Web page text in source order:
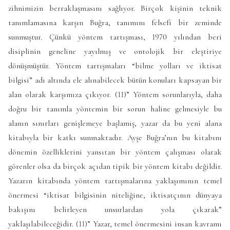
zihnimizin berraklaşmasını sağlıyor. Birçok kişinin teknik
tanımlamasına karşın Buğra, tanımını felsefi bir zeminde
sunmuştur. Çünkü yöntem tartışması, 1970 yılından beri
disiplinin geneline yayılmış ve ontolojik bir eleştiriye
dönüşmüştür. Yöntem tartışmaları “bilme yolları ve iktisat
bilgisi” adı altında ele alınabilecek bütün konuları kapsayan bir
alan olarak karşımıza çıkıyor. (11)” Yöntem sorunlarıyla, daha
doğru bir tanımla yöntemin bir sorun haline gelmesiyle bu
alanın sınırları genişlemeye başlamış, yazar da bu yeni alana
kitabıyla bir katkı sunmaktadır. Ayşe Buğra’nın bu kitabını
dönemin özelliklerini yansıtan bir yöntem çalışması olarak
görenler olsa da birçok açıdan tipik bir yöntem kitabı değildir.
Yazarın kitabında yöntem tartışmalarına yaklaşımının temel
önermesi “iktisat bilgisinin niteliğine, iktisatçının dünyaya
bakışını belirleyen unsurlardan yola çıkarak”
yaklaşılabileceğidir. (11)” Yazar, temel önermesini insan kavramı